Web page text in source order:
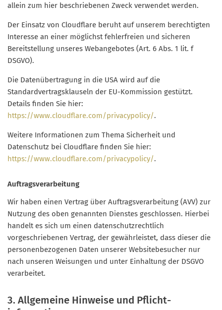
allein zum hier beschriebenen Zweck verwendet werden.
Der Einsatz von Cloudflare beruht auf unserem berechtigten
Interesse an einer möglichst fehlerfreien und sicheren
Bereitstellung unseres Webangebotes (Art. 6 Abs. 1 lit. f
DSGVO).
Die Datenübertragung in die USA wird auf die
Standardvertragsklauseln der EU-Kommission gestützt.
Details finden Sie hier:
https://www.cloudflare.com/privacypolicy/.
Weitere Informationen zum Thema Sicherheit und
Datenschutz bei Cloudflare finden Sie hier:
https://www.cloudflare.com/privacypolicy/.
Auftragsverarbeitung
Wir haben einen Vertrag über Auftragsverarbeitung (AVV) zur
Nutzung des oben genannten Dienstes geschlossen. Hierbei
handelt es sich um einen datenschutzrechtlich
vorgeschriebenen Vertrag, der gewährleistet, dass dieser die
personenbezogenen Daten unserer Websitebesucher nur
nach unseren Weisungen und unter Einhaltung der DSGVO
verarbeitet.
3. Allgemeine Hinweise und Pflicht­